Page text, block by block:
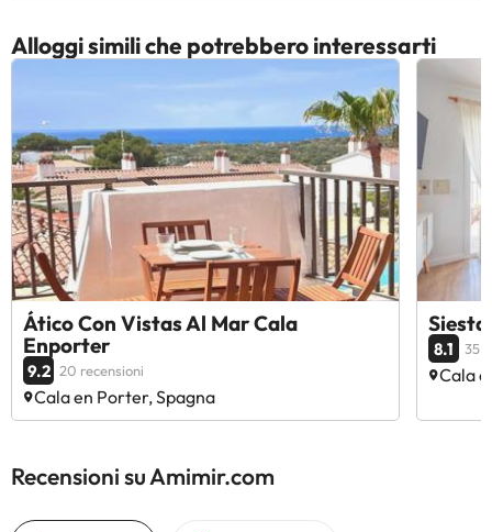
Alloggi simili che potrebbero interessarti
Ático Con Vistas Al Mar Cala
Enporter
9.2 20 recensioni
Cala en Porter, Spagna
8.1 35
Cala
Recensioni su Amimir.com